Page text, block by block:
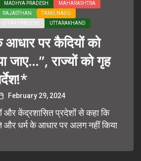
MADHYA PRADESH
MAHARASHTRA
RAJASTHAN
TAMILNADU
UTTAR PRADESH UTTARAKHAND
आधार पर कैदियों को
जाए…”, राज्यों को गृह
February 29, 2024
और केंद्रशासित प्रदेशों से कहा कि
और धर्म के आधार पर अलग नहीं किया